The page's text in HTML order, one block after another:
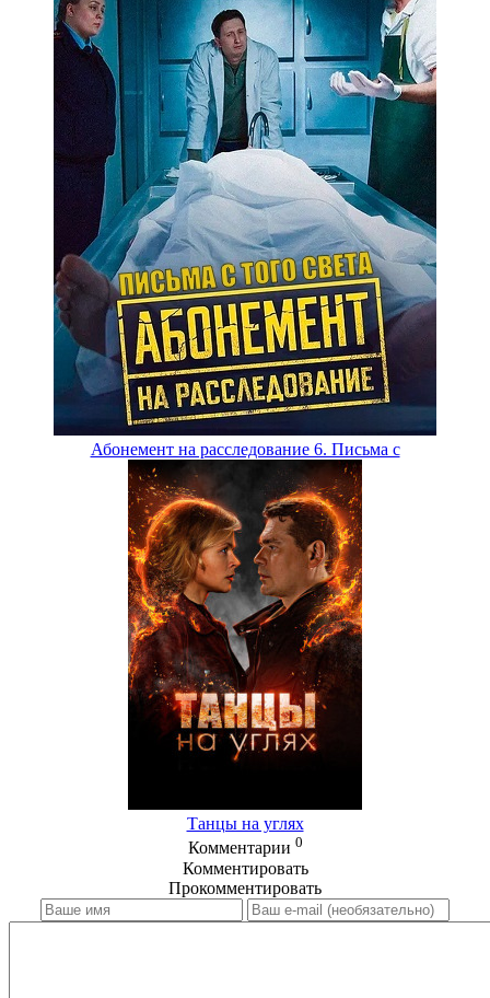
Абонемент на расследование 6. Письма с
Танцы на углях
Комментарии 0
Комментировать
Прокомментировать